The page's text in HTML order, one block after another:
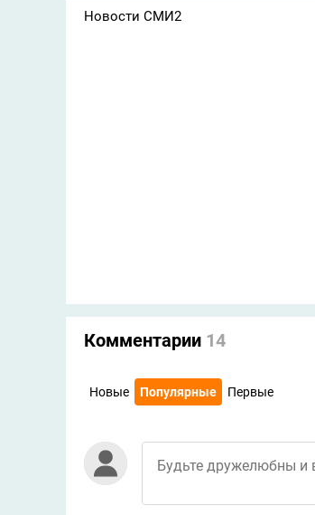
Новости СМИ2
Комментарии 14
Новые Популярные Первые